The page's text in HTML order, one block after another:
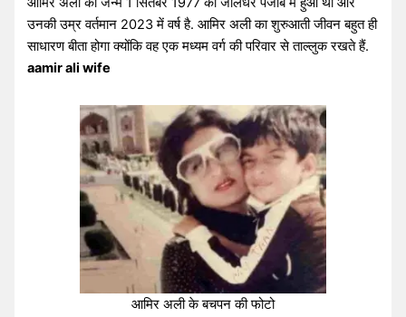
उनकी उम्र वर्तमान 2023 में वर्ष है. आमिर अली का शुरुआती जीवन बहुत ही
साधारण बीता होगा क्योंकि वह एक मध्यम वर्ग की परिवार से ताल्लुक रखते हैं.
aamir ali wife
आमिर अली के बचपन की फोटो